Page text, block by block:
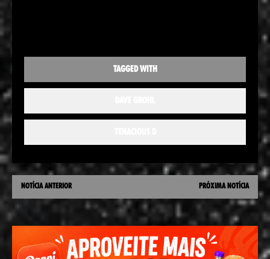
TAGGED WITH
NOTÍCIA ANTERIOR PRÓXIMA NOTÍCIA